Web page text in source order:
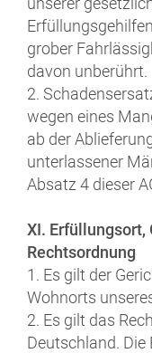
grober
davon unberührt.
2.
wegen eines
ab der
unterlassener
Absatz 4 dieser
XI. Erfüllungsort,
Rechtsordnung
1. Es gilt der
Wohnorts
2. Es gilt das
Deutschland.